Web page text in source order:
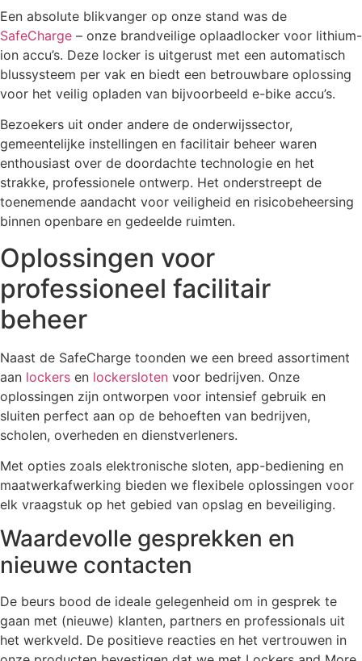
Een absolute blikvanger op onze stand was de
SafeCharge – onze brandveilige oplaadlocker voor lithium-
ion accu’s. Deze locker is uitgerust met een automatisch
blussysteem per vak en biedt een betrouwbare oplossing
voor het veilig opladen van bijvoorbeeld e-bike accu’s.
Bezoekers uit onder andere de onderwijssector,
gemeentelijke instellingen en facilitair beheer waren
enthousiast over de doordachte technologie en het
strakke, professionele ontwerp. Het onderstreept de
toenemende aandacht voor veiligheid en risicobeheersing
binnen openbare en gedeelde ruimten.
Oplossingen voor
professioneel facilitair
beheer
Naast de SafeCharge toonden we een breed assortiment
aan lockers en lockersloten voor bedrijven. Onze
oplossingen zijn ontworpen voor intensief gebruik en
sluiten perfect aan op de behoeften van bedrijven,
scholen, overheden en dienstverleners.
Met opties zoals elektronische sloten, app-bediening en
maatwerkafwerking bieden we flexibele oplossingen voor
elk vraagstuk op het gebied van opslag en beveiliging.
Waardevolle gesprekken en
nieuwe contacten
De beurs bood de ideale gelegenheid om in gesprek te
gaan met (nieuwe) klanten, partners en professionals uit
het werkveld. De positieve reacties en het vertrouwen in